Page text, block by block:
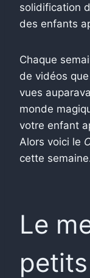
solidification
des enfants
Chaque
de vidéos
vues
monde
votre enfant
Alors voici le
cette
Le